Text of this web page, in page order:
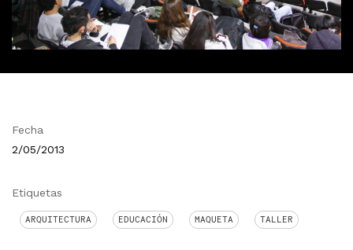
Fecha
2/05/2013
Etiquetas
ARQUITECTURA EDUCACIÓN MAQUETA TALLER